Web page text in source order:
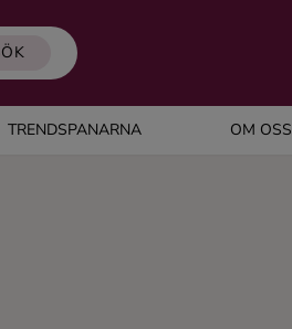
TRENDSPANARNA OM OSS